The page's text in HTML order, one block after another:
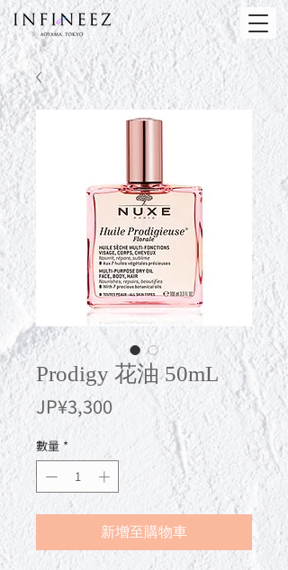
Prodigy 花油 50mL
JP¥3,300
數量 *
新增至購物車